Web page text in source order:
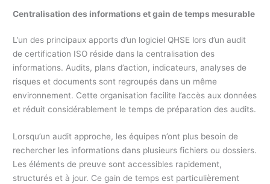
Centralisation des informations et gain de temps mesurable
L’un des principaux apports d’un logiciel QHSE lors d’un audit
de certification ISO réside dans la centralisation des
informations. Audits, plans d’action, indicateurs, analyses de
risques et documents sont regroupés dans un même
environnement. Cette organisation facilite l’accès aux données
et réduit considérablement le temps de préparation des audits.
Lorsqu’un audit approche, les équipes n’ont plus besoin de
rechercher les informations dans plusieurs fichiers ou dossiers.
Les éléments de preuve sont accessibles rapidement,
structurés et à jour. Ce gain de temps est particulièrement